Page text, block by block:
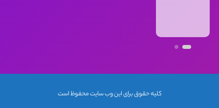
کلیه حقوق برای این وب سایت محفوظ است